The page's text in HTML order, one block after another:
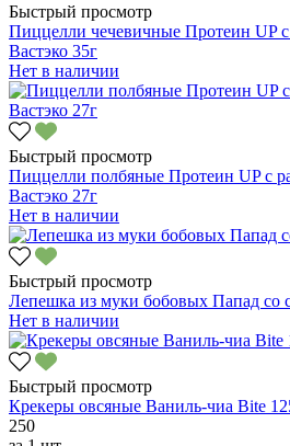
Быстрый просмотр
Пиццелли чечевичные Протеин UP
Вастэко 35г
Нет в наличии
Быстрый просмотр
Пиццелли полбяные Протеин UP с
Вастэко 27г
Нет в наличии
Быстрый просмотр
Лепешка из муки бобовых Папад со
Нет в наличии
Быстрый просмотр
Крекеры овсяные Ваниль-чиа Bite
250